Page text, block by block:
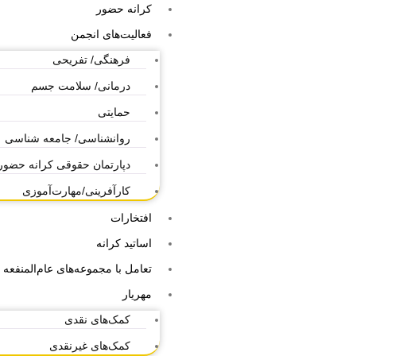
کرانه حضور
فعالیت‌های انجمن
فرهنگی/ تفریحی
درمانی/ سلامت جسم
حمایتی
روانشناسی/ جامعه شناسی
دپارتمان حقوقی کرانه حضور
کارآفرینی/مهارت‌آموزی
افتخارات
اساتید کرانه
تعامل با مجموعه‌های عام‌المنفعه
مهریار
کمک‌های نقدی
کمک‌های غیرنقدی